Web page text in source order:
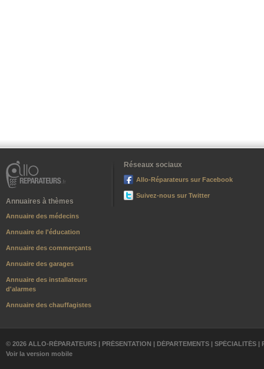
Annuaires à thèmes
Annuaire des médecins
Annuaire de l'éducation
Annuaire des commerçants
Annuaire des garages
Annuaire des installateurs
d'alarmes
Annuaire des chauffagistes
Réseaux sociaux
Allo-Réparateurs sur Facebook
Suivez-nous sur Twitter
© 2026 ALLO-RÉPARATEURS | PRÉSENTATION | DÉPARTEMENTS | SPÉCIALITÉS |
Voir la version mobile